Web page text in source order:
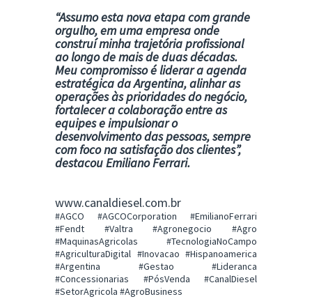
“Assumo esta nova etapa com grande
orgulho, em uma empresa onde
construí minha trajetória profissional
ao longo de mais de duas décadas.
Meu compromisso é liderar a agenda
estratégica da Argentina, alinhar as
operações às prioridades do negócio,
fortalecer a colaboração entre as
equipes e impulsionar o
desenvolvimento das pessoas, sempre
com foco na satisfação dos clientes”,
destacou Emiliano Ferrari.
www.canaldiesel.com.br
#AGCO #AGCOCorporation #EmilianoFerrari
#Fendt #Valtra #Agronegocio #Agro
#MaquinasAgricolas #TecnologiaNoCampo
#AgriculturaDigital #Inovacao #Hispanoamerica
#Argentina #Gestao #Lideranca
#Concessionarias #PósVenda #CanalDiesel
#SetorAgricola #AgroBusiness